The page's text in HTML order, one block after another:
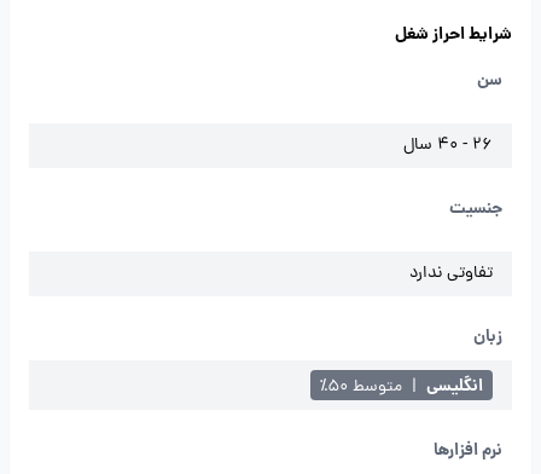
شرایط احراز شغل
سن
26 - 40 سال
جنسیت
تفاوتی ندارد
زبان
انگلیسی | متوسط ۵۰٪
نرم افزارها